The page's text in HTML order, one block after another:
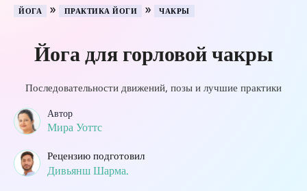
ЙОГА » ПРАКТИКА ЙОГИ » ЧАКРЫ
Йога для горловой чакры
Последовательности движений, позы и лучшие практики
Автор
Мира Уоттс
Рецензию подготовил
Дивьянш Шарма.